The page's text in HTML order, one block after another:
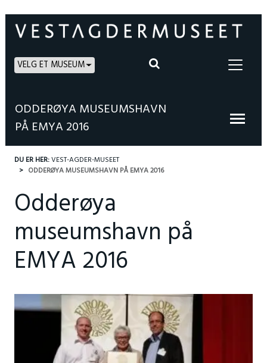
VELG ET MUSEUM
ODDERØYA MUSEUMSHAVN
PÅ EMYA 2016
DU ER HER:VEST-AGDER-MUSEET
ODDERØYA MUSEUMSHAVN PÅ EMYA 2016
Odderøya
museumshavn på
EMYA 2016